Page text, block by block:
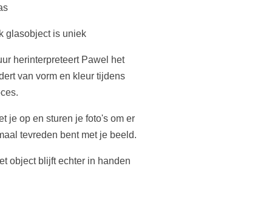
glasobject is uniek
herinterpreteert Pawel het
van vorm en kleur tijdens
je op en sturen je foto's om er
tevreden bent met je beeld.
object blijft echter in handen